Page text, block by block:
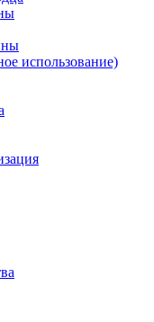
использование)